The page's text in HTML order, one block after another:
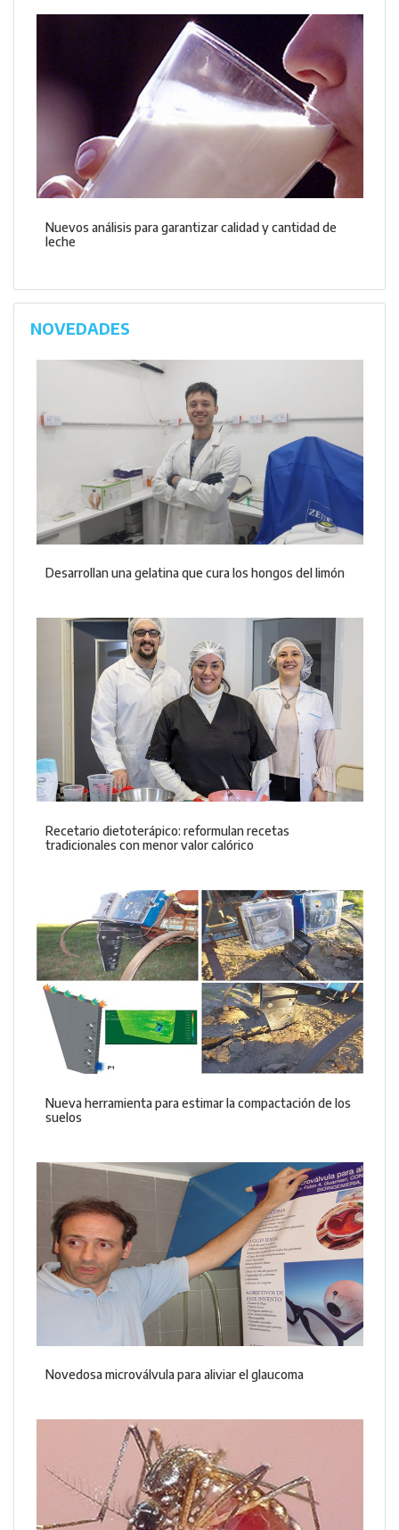
Nuevos análisis para garantizar calidad y cantidad de
leche
NOVEDADES
Desarrollan una gelatina que cura los hongos del limón
Recetario dietoterápico: reformulan recetas
tradicionales con menor valor calórico
Nueva herramienta para estimar la compactación de los
suelos
Novedosa microválvula para aliviar el glaucoma